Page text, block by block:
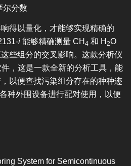
尔分数
得以量化，才能够实现精确的
i 能够精确测量 CH 4 和 H 2O
些组分的交叉影响。这款分析仪
，这是一款全新的分析工具，能
以便查找污染组分存在的种种迹
种外围设备进行配对使用，以便
System for Semicontinuous